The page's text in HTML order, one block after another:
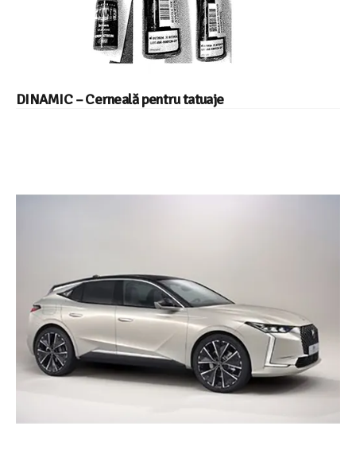
DINAMIC – Cerneală pentru tatuaje